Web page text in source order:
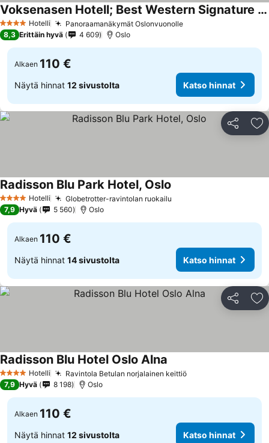
4 Tähtiluokitus
Hotelli Panoraamanäkymät Oslonvuonolle
Voksenasen Hotell; Best Western Signature Collection
8,3 Erittäin hyvä 4 609 Oslo
Alkaen 110 €
Näytä hinnat 12 sivustolta Katso hinnat
Jaa
4 Tähtiluokitus
Hotelli Globetrotter-ravintolan ruokailu
Radisson Blu Park Hotel, Oslo
7,9 Hyvä 5 560 Oslo
Alkaen 110 €
Näytä hinnat 14 sivustolta Katso hinnat
Jaa
4 Tähtiluokitus
Hotelli Ravintola Betulan norjalainen keittiö
Radisson Blu Hotel Oslo Alna
7,9 Hyvä 8 198 Oslo
Alkaen 110 €
Näytä hinnat 12 sivustolta Katso hinnat